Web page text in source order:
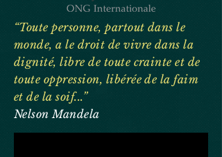
“Toute personne, partout dans le
monde, a le droit de vivre dans la
dignité, libre de toute crainte et de
toute oppression, libérée de la faim
et de la soif...”
Nelson Mandela